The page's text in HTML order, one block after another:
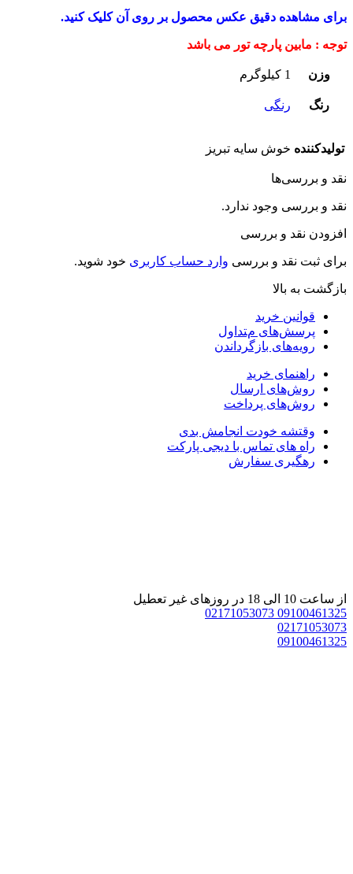
برای مشاهده دقیق عکس محصول بر روی آن کلیک کنید.
توجه : مابین پارچه تور می باشد
وزن 1 کیلوگرم
رنگ رنگی
تولیدکننده خوش سایه تبریز
نقد و بررسی‌ها
نقد و بررسی وجود ندارد.
افزودن نقد و بررسی
برای ثبت نقد و بررسی وارد حساب کاربری خود شوید.
بازگشت به بالا
قوانین خرید
پرسش‌های متداول
رویه‌های بازگرداندن
راهنمای خرید
روش‌های ارسال
روش‌های پرداخت
وقتشه خودت انجامش بدی
راه های تماس با دیجی پارکت
رهگیری سفارش
از ساعت 10 الی 18 در روزهای غیر تعطیل
09100461325
02171053073
02171053073
09100461325